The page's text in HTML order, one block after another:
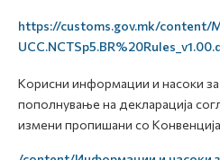
https://customs.gov.mk/content/
Корисни информации и насоки за
пополнување на декларација
измени пропишани со